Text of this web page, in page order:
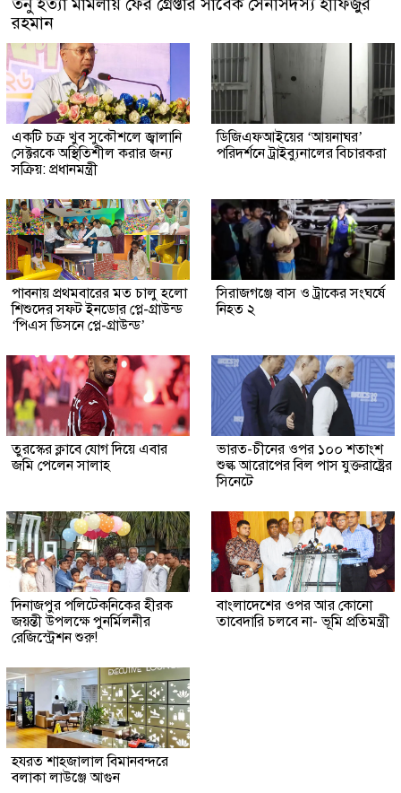
রহমান
একটি চক্র খুব সুকৌশলে জ্বালানি
সেক্টরকে অস্থিতিশীল করার জন্য
সক্রিয়: প্রধানমন্ত্রী
ডিজিএফআইয়ের ‘আয়নাঘর’
পরিদর্শনে ট্রাইব্যুনালের বিচারকরা
পাবনায় প্রথমবারের মত চালু হলো
শিশুদের সফট ইনডোর প্লে-গ্রাউন্ড
‘পিএস ডিসনে প্লে-গ্রাউন্ড’
সিরাজগঞ্জে বাস ও ট্রাকের সংঘর্ষে
নিহত ২
তুরস্কের ক্লাবে যোগ দিয়ে এবার
জমি পেলেন সালাহ
ভারত-চীনের ওপর ১০০ শতাংশ
শুল্ক আরোপের বিল পাস যুক্তরাষ্ট্রের
সিনেটে
দিনাজপুর পলিটেকনিকের হীরক
জয়ন্তী উপলক্ষে পুনর্মিলনীর
রেজিস্ট্রেশন শুরু!
বাংলাদেশের ওপর আর কোনো
তাবেদারি চলবে না- ভূমি প্রতিমন্ত্রী
হযরত শাহজালাল বিমানবন্দরে
বলাকা লাউঞ্জে আগুন